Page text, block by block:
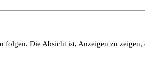
folgen. Die Absicht ist, Anzeigen zu